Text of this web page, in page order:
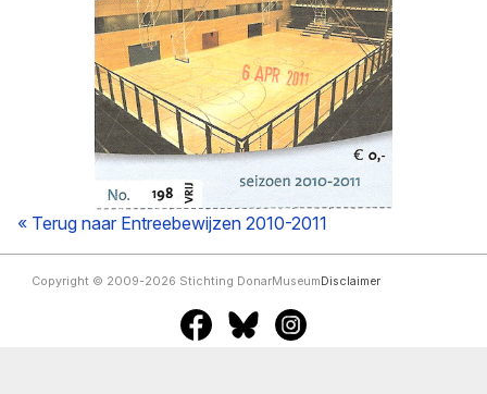
« Terug naar Entreebewijzen 2010-2011
Copyright © 2009-2026 Stichting DonarMuseum Disclaimer